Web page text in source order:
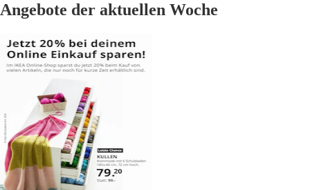
Angebote der aktuellen Woche